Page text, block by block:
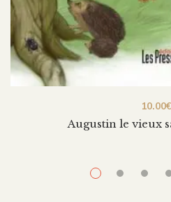
Augustin le vieux
10.00€